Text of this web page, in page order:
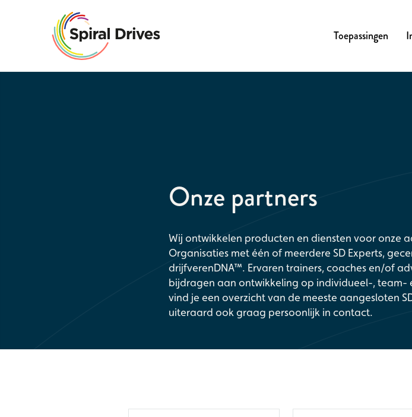
Toepassingen
Onze partners
Wij ontwikkelen producten en diensten voor onze
Organisaties met één of meerdere SD Experts,
drijfverenDNA™. Ervaren trainers, coaches en/of
bijdragen aan ontwikkeling op individueel-,
vind je een overzicht van de meeste aangesloten
uiteraard ook graag persoonlijk in contact.